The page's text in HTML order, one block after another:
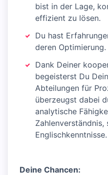
bist in der Lage,
effizient zu lösen.
Du hast
deren Optimierung.
Dank Deiner
begeisterst Du
Abteilungen für
überzeugst dabei
analytische
Englischkenntnisse.
Deine Chancen: